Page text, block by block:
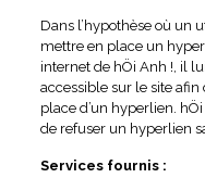
Dans l’hypothèse où un
mettre en place un
internet de hÖi Anh !, il
accessible sur le site
place d’un hyperlien.
de refuser un hyperlien
Services fournis :